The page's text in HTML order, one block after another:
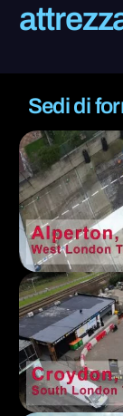
Sedi di